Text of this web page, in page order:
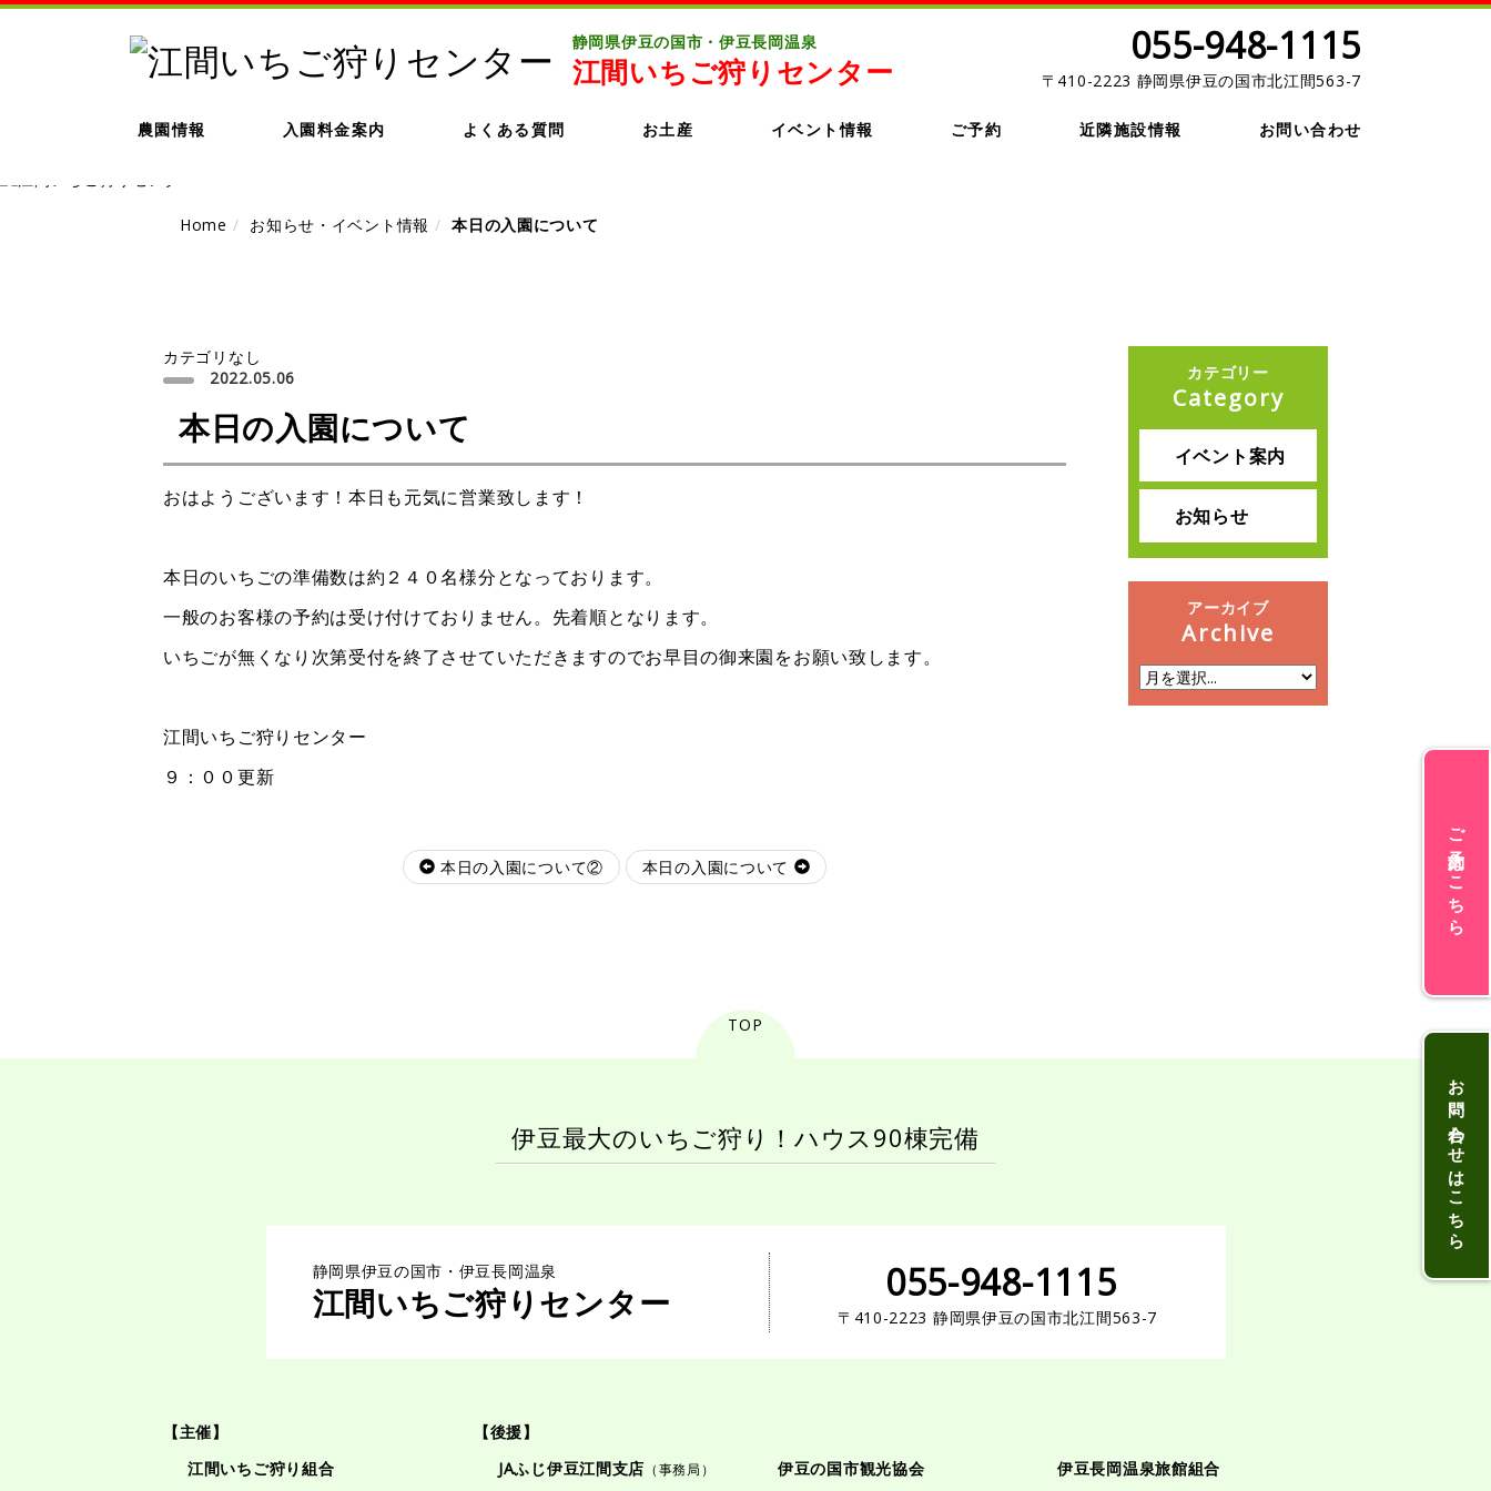
静岡県伊豆の国市・伊豆長岡温泉
江間いちご狩りセンター
055-948-1115
〒410-2223 静岡県伊豆の国市北江間563-7
農園情報 入園料金案内 よくある質問 お土産 イベント情報 ご予約 近隣施設情報 お問い合わせ
Home お知らせ・イベント情報 本日の入園について
カテゴリなし
2022.05.06
本日の入園について
おはようございます！本日も元気に営業致します！
本日のいちごの準備数は約２４０名様分となっております。
一般のお客様の予約は受け付けておりません。先着順となります。
いちごが無くなり次第受付を終了させていただきますのでお早目の御来園をお願い致します。
江間いちご狩りセンター
９：００更新
本日の入園について② 本日の入園について
カテゴリー
Category
イベント案内
お知らせ
アーカイブ
Archive
TOP
ご予約はこちら
お問い合わせはこちら
伊豆最大のいちご狩り！ハウス90棟完備
静岡県伊豆の国市・伊豆長岡温泉
江間いちご狩りセンター 055-948-1115
〒410-2223 静岡県伊豆の国市北江間563-7
【主催】
江間いちご狩り組合
【後援】
JAふじ伊豆江間支店 （事務局）
伊豆の国市観光協会
伊豆長岡温泉旅館組合